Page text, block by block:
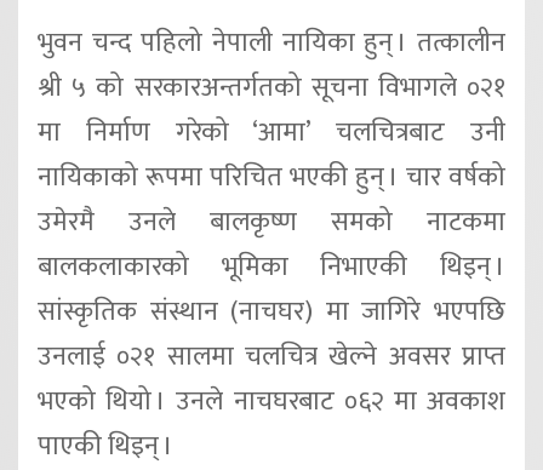
भुवन चन्द पहिलो नेपाली नायिका हुन् । तत्कालीन
श्री ५ को सरकारअन्तर्गतको सूचना विभागले ०२१
मा निर्माण गरेको ‘आमा’ चलचित्रबाट उनी
नायिकाको रूपमा परिचित भएकी हुन् । चार वर्षको
उमेरमै उनले बालकृष्ण समको नाटकमा
बालकलाकारको भूमिका निभाएकी थिइन् ।
सांस्कृतिक संस्थान (नाचघर) मा जागिरे भएपछि
उनलाई ०२१ सालमा चलचित्र खेल्ने अवसर प्राप्त
भएको थियो । उनले नाचघरबाट ०६२ मा अवकाश
पाएकी थिइन् ।